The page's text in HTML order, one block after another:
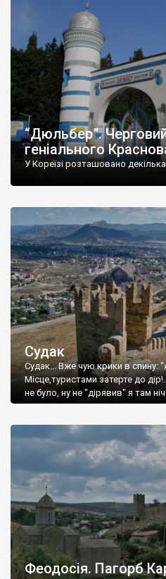
“Дюльбер”.
геніального
У Кореїзі розташовано
Судак
Судак... Вже чую крики в спину:
Місце,туристами затерте до
не було, ну не "дірявив" я там
Феодосія. Пагорб